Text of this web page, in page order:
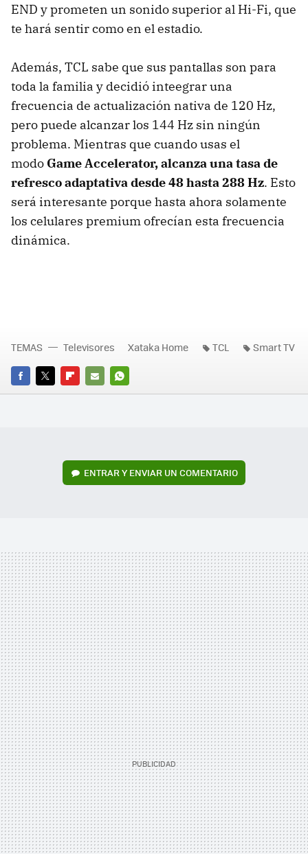
END y prometen un sonido superior al Hi-Fi, que
te hará sentir como en el estadio.
Además, TCL sabe que sus pantallas son para
toda la familia y decidió inteegrar una
frecuencia de actualización nativa de 120 Hz,
pero puede alcanzar los 144 Hz sin ningún
problema. Mientras que cuando usas el
modo Game Accelerator, alcanza una tasa de
refresco adaptativa desde48 hasta 288 Hz. Esto
será interesante porque hasta ahora solamente
los celulares premium ofrecían esta frecuencia
dinámica.
FACEBOOK
TWITTERFLIPBOARD
E-
WHATSAPP
TEMAS Televisores Xataka Home TCL Smart TV
ENTRAR Y ENVIAR UN COMENTARIO